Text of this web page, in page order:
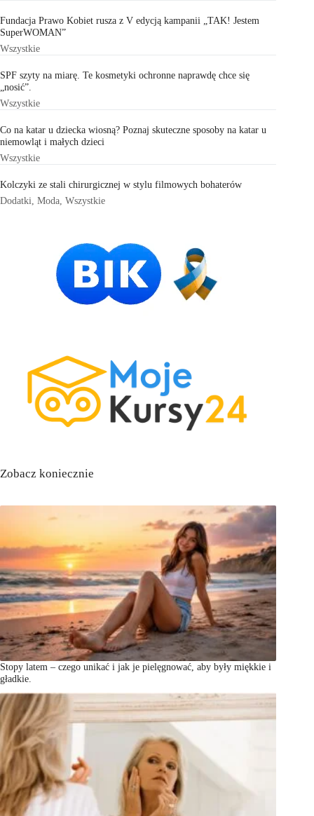
Fundacja Prawo Kobiet rusza z V edycją kampanii „TAK! Jestem
SuperWOMAN”
Wszystkie
SPF szyty na miarę. Te kosmetyki ochronne naprawdę chce się
„nosić”.
Wszystkie
Co na katar u dziecka wiosną? Poznaj skuteczne sposoby na katar u
niemowląt i małych dzieci
Wszystkie
Kolczyki ze stali chirurgicznej w stylu filmowych bohaterów
Dodatki Moda Wszystkie
Zobacz koniecznie
Stopy latem – czego unikać i jak je pielęgnować, aby były miękkie i
gładkie.